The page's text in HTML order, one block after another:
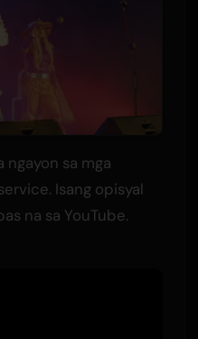
ngayon sa mga
Isang opisyal
na sa YouTube.